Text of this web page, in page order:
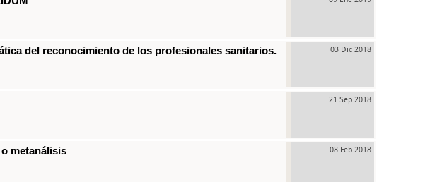
03 Dic 2018
del reconocimiento de los profesionales sanitarios.
21 Sep 2018
08 Feb 2018
metanálisis